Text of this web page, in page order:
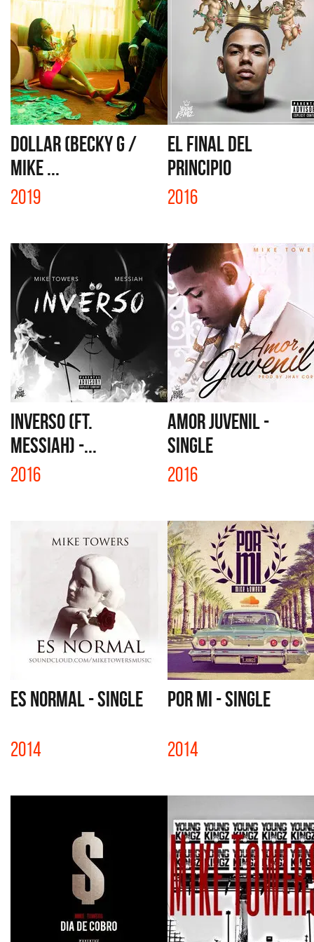
DOLLAR (BECKY G /
MIKE ...
2019
EL FINAL DEL
PRINCIPIO
2016
INVERSO (FT.
MESSIAH) -...
2016
AMOR JUVENIL -
SINGLE
2016
ES NORMAL - SINGLE
2014
POR MI - SINGLE
2014